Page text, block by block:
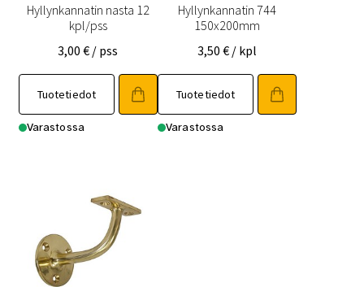
Hyllynkannatin nasta 12
kpl/pss
3,00€ / pss
Tuotetiedot
Varastossa
Hyllynkannatin 744
150x200mm
3,50€ / kpl
Tuotetiedot
Varastossa